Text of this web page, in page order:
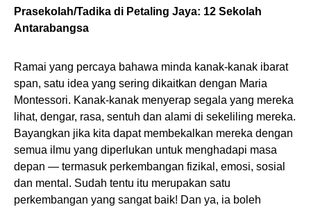
Prasekolah/Tadika di Petaling Jaya: 12 Sekolah
Antarabangsa
Ramai yang percaya bahawa minda kanak-kanak ibarat
span, satu idea yang sering dikaitkan dengan Maria
Montessori. Kanak-kanak menyerap segala yang mereka
lihat, dengar, rasa, sentuh dan alami di sekeliling mereka.
Bayangkan jika kita dapat membekalkan mereka dengan
semua ilmu yang diperlukan untuk menghadapi masa
depan — termasuk perkembangan fizikal, emosi, sosial
dan mental. Sudah tentu itu merupakan satu
perkembangan yang sangat baik! Dan ya, ia boleh